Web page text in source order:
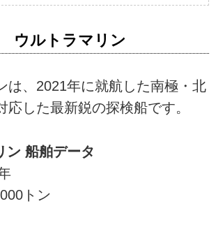
ウルトラマリン
は、2021年に就航した南極・北
応した最新鋭の探検船です。
ン 船舶データ
トン